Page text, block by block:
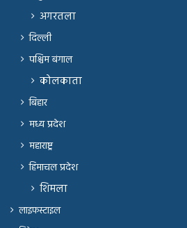
अगरतला
दिल्ली
पश्चिम बंगाल
कोलकाता
बिहार
मध्य प्रदेश
महाराष्ट्र
हिमाचल प्रदेश
शिमला
लाइफस्टाइल